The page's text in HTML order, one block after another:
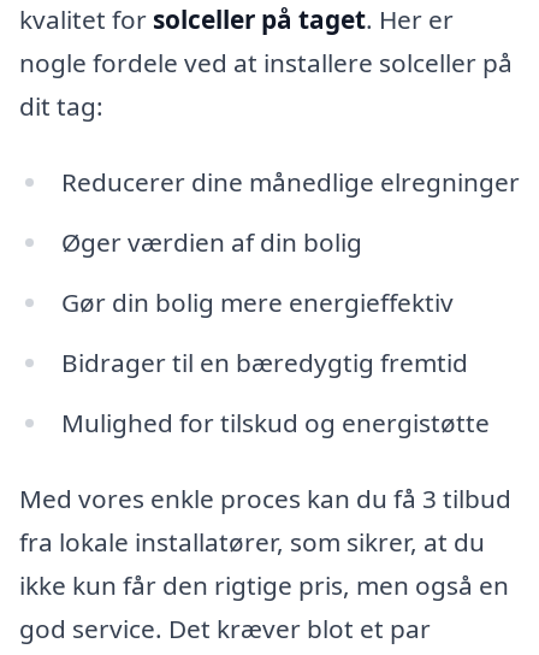
kvalitet for solceller på taget. Her er
nogle fordele ved at installere solceller på
dit tag:
Reducerer dine månedlige elregninger
Øger værdien af din bolig
Gør din bolig mere energieffektiv
Bidrager til en bæredygtig fremtid
Mulighed for tilskud og energistøtte
Med vores enkle proces kan du få 3 tilbud
fra lokale installatører, som sikrer, at du
ikke kun får den rigtige pris, men også en
god service. Det kræver blot et par